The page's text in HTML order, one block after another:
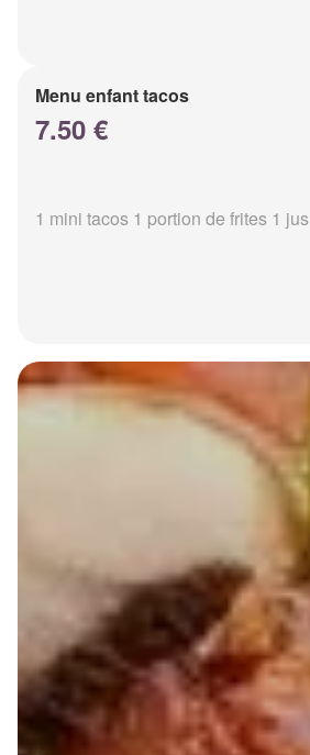
Menu enfant tacos
7.50 €
1 mini tacos 1 portion de frites 1 jus